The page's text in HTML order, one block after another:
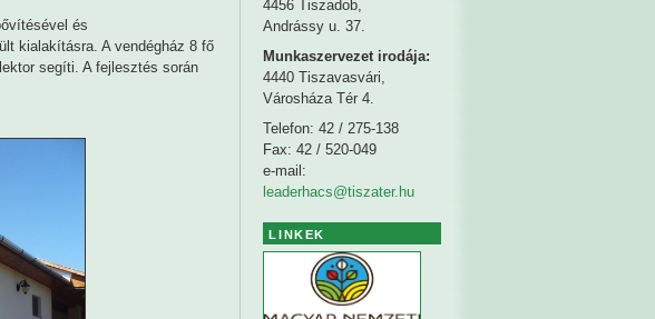
és
kialakításra. A vendégház 8 fő
segíti. A fejlesztés során
4456 Tiszadob,
Andrássy u. 37.
Munkaszervezet irodája:
4440 Tiszavasvári,
Városháza Tér 4.
Telefon: 42 / 275-138
Fax: 42 / 520-049
e-mail:
leaderhacs@tiszater.hu
LINKEK